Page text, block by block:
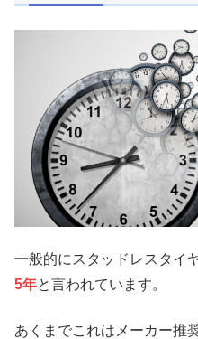
一般的にスタッドレスタイ
5年と言われています。
あくまでこれはメーカー推